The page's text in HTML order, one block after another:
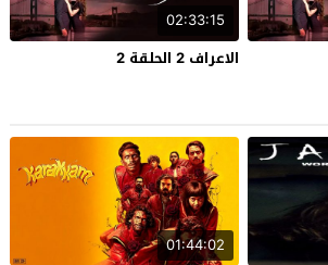
02:33:15
الاعراف 2 الحلقة 2
01:44:02